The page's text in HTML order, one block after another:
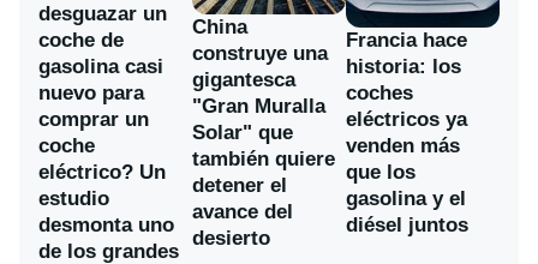
desguazar un
coche de
gasolina casi
nuevo para
comprar un
coche
eléctrico? Un
estudio
desmonta uno
de los grandes
China
construye una
gigantesca
"Gran Muralla
Solar" que
también quiere
detener el
avance del
desierto
Francia hace
historia: los
coches
eléctricos ya
venden más
que los
gasolina y el
diésel juntos